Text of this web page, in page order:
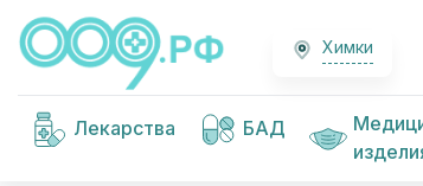
Химки
Лекарства БАД